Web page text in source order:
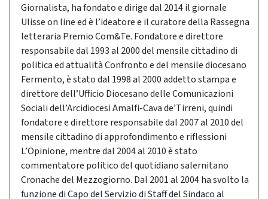
Giornalista, ha fondato e dirige dal 2014 il giornale
Ulisse on line ed è l’ideatore e il curatore della Rassegna
letteraria Premio Com&Te. Fondatore e direttore
responsabile dal 1993 al 2000 del mensile cittadino di
politica ed attualità Confronto e del mensile diocesano
Fermento, è stato dal 1998 al 2000 addetto stampa e
direttore dell’Ufficio Diocesano delle Comunicazioni
Sociali dell’Arcidiocesi Amalfi-Cava de’Tirreni, quindi
fondatore e direttore responsabile dal 2007 al 2010 del
mensile cittadino di approfondimento e riflessioni
L’Opinione, mentre dal 2004 al 2010 è stato
commentatore politico del quotidiano salernitano
Cronache del Mezzogiorno. Dal 2001 al 2004 ha svolto la
funzione di Capo del Servizio di Staff del Sindaco al